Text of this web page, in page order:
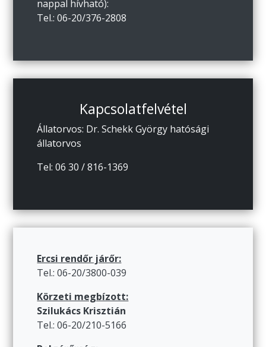
nappal hívható):
Tel.: 06-20/376-2808
Kapcsolatfelvétel
Állatorvos: Dr. Schekk György hatósági
állatorvos
Tel: 06 30 / 816-1369
Ercsi rendőr járőr:
Tel.: 06-20/3800-039
Körzeti megbízott:
Szilukács Krisztián
Tel.: 06-20/210-5166